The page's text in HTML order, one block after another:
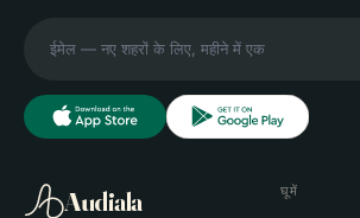
Audiala घूमें